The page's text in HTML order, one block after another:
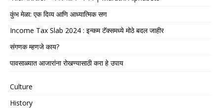
कुंभ मेळा: एक दिव्य आणि आध्यात्मिक सण
Income Tax Slab 2024 : इन्कम टॅक्समध्ये मोठे बदल जाहीर
संगणक म्हणजे काय?
पावसाळ्यात आजारांना रोखण्यासाठी करा हे उपाय
Culture
History